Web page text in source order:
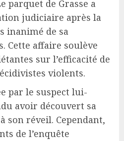
parquet de Grasse a
judiciaire après la
inanimé de sa
Cette affaire soulève
sur l’efficacité de
violents.
par le suspect lui-
avoir découvert sa
son réveil. Cependant,
de l’enquête